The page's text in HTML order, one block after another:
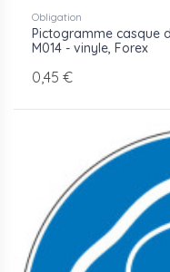
Obligation
Pictogramme casque
M014 - vinyle, Forex
0,45 €